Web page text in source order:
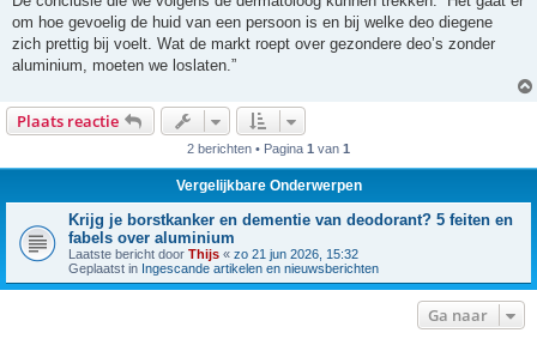
om hoe gevoelig de huid van een persoon is en bij welke deo diegene
zich prettig bij voelt. Wat de markt roept over gezondere deo’s zonder
aluminium, moeten we loslaten.”
Plaats reactie
2 berichten • Pagina 1 van 1
Vergelijkbare Onderwerpen
Krijg je borstkanker en dementie van deodorant? 5 feiten en
fabels over aluminium
Laatste bericht door Thijs « zo 21 jun 2026, 15:32
Geplaatst in Ingescande artikelen en nieuwsberichten
Ga naar